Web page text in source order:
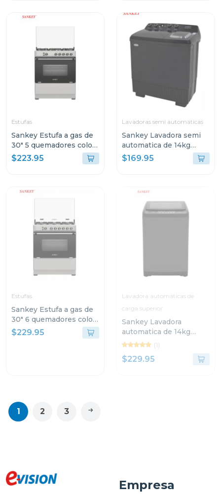
Estufas
Sankey Estufa a gas de
30" 5 quemadores color
gris berta
$223.95
Lavadoras semi automáticas
Sankey Lavadora semi
automatica de 14kg
negro wm1415
$169.95
Estufas
Sankey Estufa a gas de
30" 6 quemadores color
gris berta
$229.95
Lavadora automáticas de
carga superior
Sankey Lavadora
automatica de 14kg
wma1491 (1)
$229.95
1 2 3
Empresa